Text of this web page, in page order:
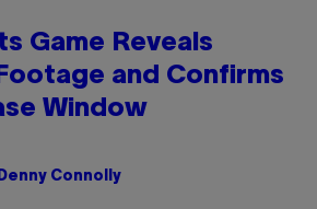
Game Reveals
and Confirms
Window
Denny Connolly